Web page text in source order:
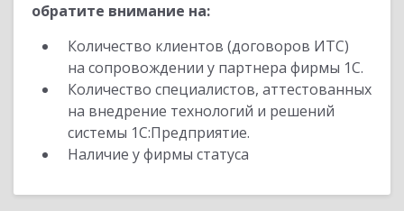
обратите внимание на:
Количество клиентов (договоров ИТС)
на сопровождении у партнера фирмы 1С.
Количество специалистов, аттестованных
на внедрение технологий и решений
системы 1С:Предприятие.
Наличие у фирмы статуса